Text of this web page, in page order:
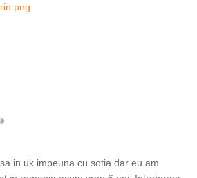
in uk impeuna cu sotia dar eu am